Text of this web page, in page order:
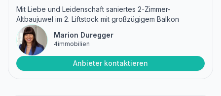
Mit Liebe und Leidenschaft saniertes 2-Zimmer-
Altbaujuwel im 2. Liftstock mit großzügigem Balkon
Marion Duregger
4immobilien
Anbieter kontaktieren